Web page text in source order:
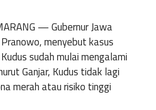
—Gubernur Jawa
menyebut kasus
sudah mulai mengalami
Ganjar, Kudus tidak lagi
merah atau risiko tinggi